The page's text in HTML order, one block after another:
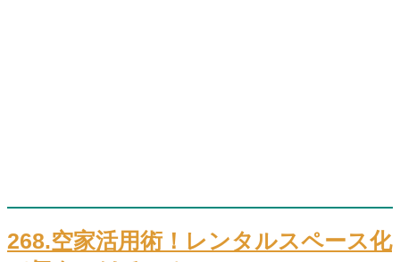
268.空家活用術！レンタルスペース化